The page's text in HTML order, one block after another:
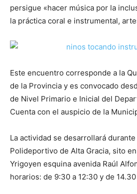
persigue «hacer música por la
la práctica coral e instrumental,
Este encuentro corresponde a la
de la Provincia y es convocado
de Nivel Primario e Inicial del
Cuenta con el auspicio de la
La actividad se desarrollará
Polideportivo de Alta Gracia, sito
Yrigoyen esquina avenida Raúl
horarios: de 9:30 a 12:30 y de 14.30